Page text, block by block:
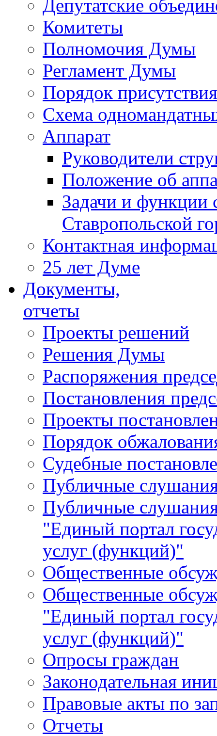
Депутатские
Комитеты
Полномочия Думы
Регламент Думы
Порядок
Схема
Аппарат
Руководители
Положение об
Задачи и функции
Ставропольской
Контактная
25 лет Думе
Документы,
отчеты
Проекты решений
Решения Думы
Распоряжения
Постановления
Проекты
Порядок
Судебные
Публичные
Публичные
"Единый портал
услуг (функций)"
Общественные
Общественные
"Единый портал
услуг (функций)"
Опросы граждан
Законодательная
Правовые акты по
Отчеты